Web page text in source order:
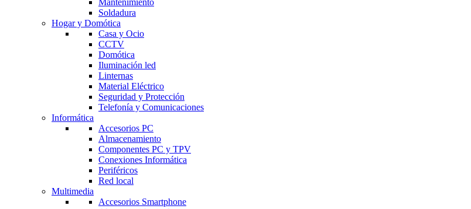
Mantenimiento
Soldadura
Hogar y Domótica
Casa y Ocio
CCTV
Domótica
Iluminación led
Linternas
Material Eléctrico
Seguridad y Protección
Telefonía y Comunicaciones
Informática
Accesorios PC
Almacenamiento
Componentes PC y TPV
Conexiones Informática
Periféricos
Red local
Multimedia
Accesorios Smartphone